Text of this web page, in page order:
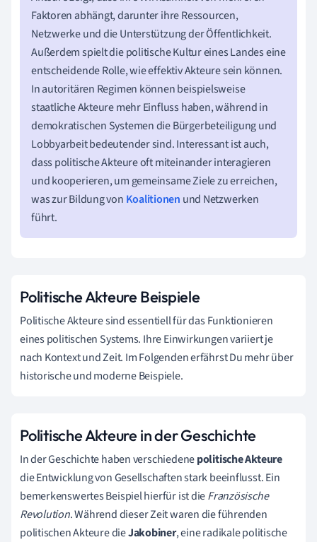
Faktoren abhängt, darunter ihre Ressourcen,
Netzwerke und die Unterstützung der Öffentlichkeit.
Außerdem spielt die politische Kultur eines Landes eine
entscheidende Rolle, wie effektiv Akteure sein können.
In autoritären Regimen können beispielsweise
staatliche Akteure mehr Einfluss haben, während in
demokratischen Systemen die Bürgerbeteiligung und
Lobbyarbeit bedeutender sind. Interessant ist auch,
dass politische Akteure oft miteinander interagieren
und kooperieren, um gemeinsame Ziele zu erreichen,
was zur Bildung von Koalitionen und Netzwerken
führt.
Politische Akteure Beispiele
Politische Akteure sind essentiell für das Funktionieren
eines politischen Systems. Ihre Einwirkungen variiert je
nach Kontext und Zeit. Im Folgenden erfährst Du mehr über
historische und moderne Beispiele.
Politische Akteure in der Geschichte
In der Geschichte haben verschiedenepolitische Akteure
die Entwicklung von Gesellschaften stark beeinflusst. Ein
bemerkenswertes Beispiel hierfür ist dieFranzösische
Revolution. Während dieser Zeit waren die führenden
politischen Akteure dieJakobiner, eine radikale politische